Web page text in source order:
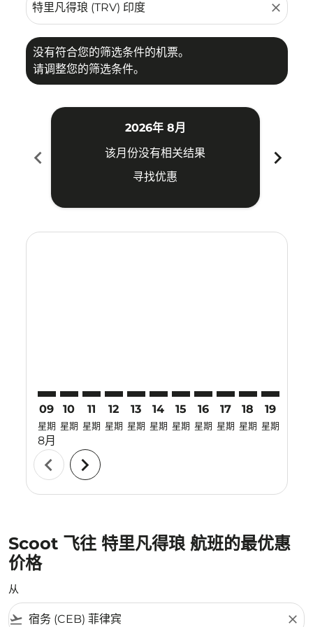
close
没有符合您的筛选条件的机票。
请调整您的筛选条件。
chevron_left
2026年 8月
该月份没有相关结果
寻找优惠
chevron_right
09
星期
8月
10
星期
11
星期
12
星期
13
星期
14
星期
15
星期
16
星期
17
星期
18
星期
19
星期
chevron_left chevron_right
Scoot 飞往 特里凡得琅 航班的最优惠
价格
从
flight_takeoff close